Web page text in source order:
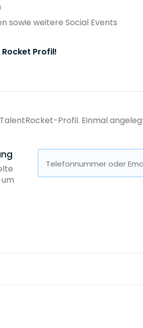
sowie weitere Social Events
Profil!
Profil. Einmal
Telefonnummer oder